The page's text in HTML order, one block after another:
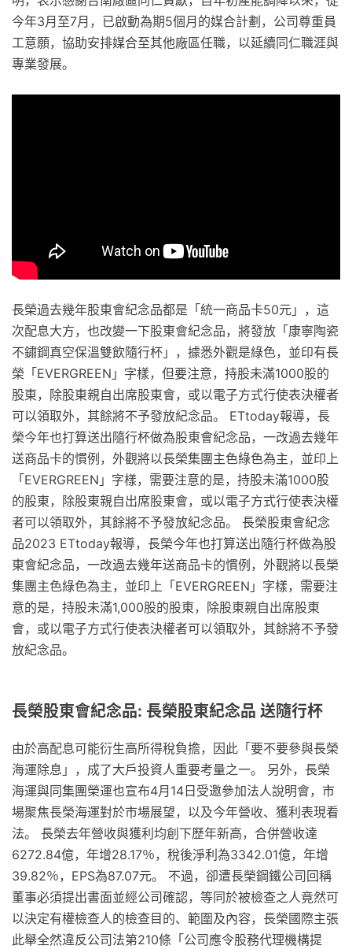
今年3月至7月，已啟動為期5個月的媒合計劃，公司尊重員
工意願，協助安排媒合至其他廠區任職，以延續同仁職涯與
專業發展。
長榮過去幾年股東會紀念品都是「統一商品卡50元」，這
次配息大方，也改變一下股東會紀念品，將發放「康寧陶瓷
不鏽鋼真空保溫雙飲隨行杯」，據悉外觀是綠色，並印有長
榮「EVERGREEN」字樣，但要注意，持股未滿1000股的
股東，除股東親自出席股東會，或以電子方式行使表決權者
可以領取外，其餘將不予發放紀念品。 ETtoday報導，長
榮今年也打算送出隨行杯做為股東會紀念品，一改過去幾年
送商品卡的慣例，外觀將以長榮集團主色綠色為主，並印上
「EVERGREEN」字樣，需要注意的是，持股未滿1000股
的股東，除股東親自出席股東會，或以電子方式行使表決權
者可以領取外，其餘將不予發放紀念品。 長榮股東會紀念
品2023 ETtoday報導，長榮今年也打算送出隨行杯做為股
東會紀念品，一改過去幾年送商品卡的慣例，外觀將以長榮
集團主色綠色為主，並印上「EVERGREEN」字樣，需要注
意的是，持股未滿1,000股的股東，除股東親自出席股東
會，或以電子方式行使表決權者可以領取外，其餘將不予發
放紀念品。
長榮股東會紀念品: 長榮股東紀念品 送隨行杯
由於高配息可能衍生高所得稅負擔，因此「要不要參與長榮
海運除息」，成了大戶投資人重要考量之一。 另外，長榮
海運與同集團榮運也宣布4月14日受邀參加法人說明會，市
場聚焦長榮海運對於市場展望，以及今年營收、獲利表現看
法。 長榮去年營收與獲利均創下歷年新高，合併營收達
6272.84億，年增28.17％，稅後淨利為3342.01億，年增
39.82％，EPS為87.07元。 不過，卻遭長榮鋼鐵公司回稱
董事必須提出書面並經公司確認，等同於被檢查之人竟然可
以決定有權檢查人的檢查目的、範圍及內容，長榮國際主張
此舉全然違反公司法第210條「公司應令股務代理機構提